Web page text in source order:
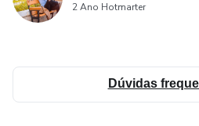
2 Ano Hotmarter
Dúvidas